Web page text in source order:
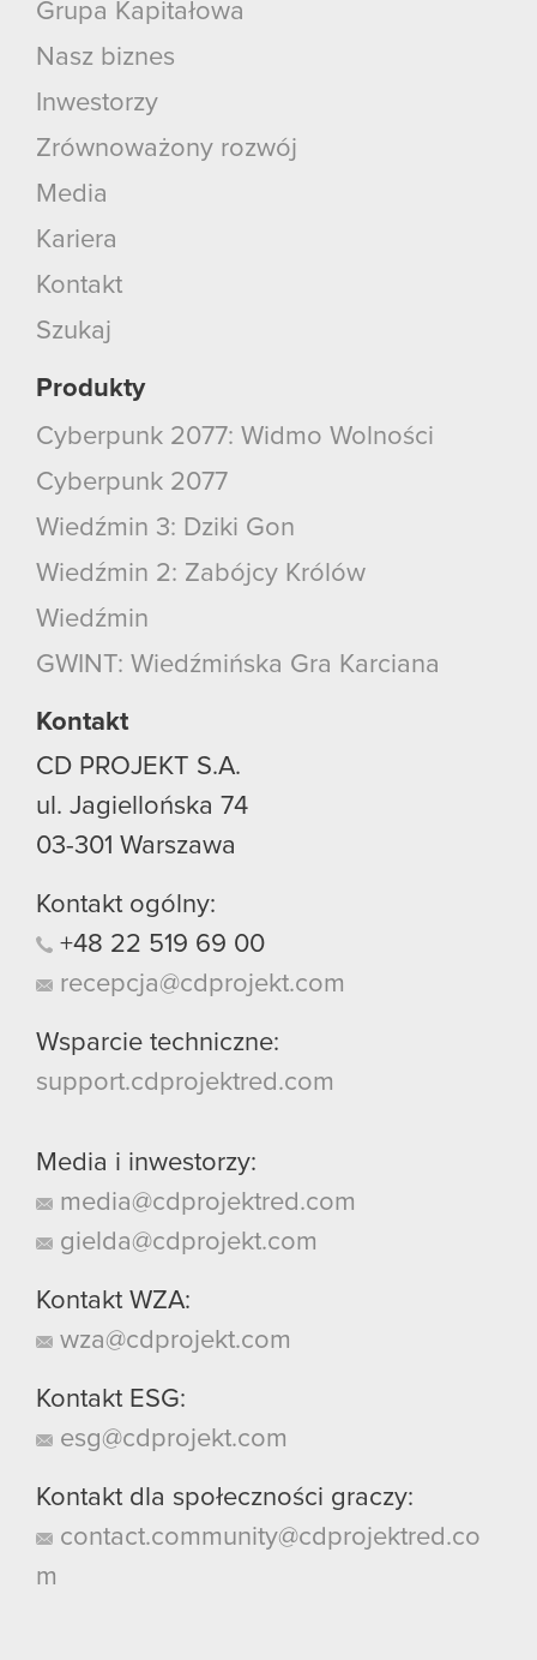
Grupa Kapitałowa
Nasz biznes
Inwestorzy
Zrównoważony rozwój
Media
Kariera
Kontakt
Szukaj
Produkty
Cyberpunk 2077: Widmo Wolności
Cyberpunk 2077
Wiedźmin 3: Dziki Gon
Wiedźmin 2: Zabójcy Królów
Wiedźmin
GWINT: Wiedźmińska Gra Karciana
Kontakt
CD PROJEKT S.A.
ul. Jagiellońska 74
03-301 Warszawa
Kontakt ogólny:
+48 22 519 69 00
recepcja@cdprojekt.com
Wsparcie techniczne:
support.cdprojektred.com
Media i inwestorzy:
media@cdprojektred.com
gielda@cdprojekt.com
Kontakt WZA:
wza@cdprojekt.com
Kontakt ESG:
esg@cdprojekt.com
Kontakt dla społeczności graczy:
contact.community@cdprojektred.co
m